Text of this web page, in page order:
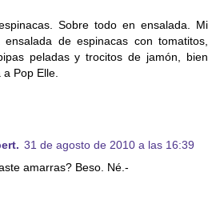
Sobre todo en ensalada. Mi
de espinacas con tomatitos,
peladas y trocitos de jamón, bien
Pop Elle.
31 de agosto de 2010 a las 16:39
amarras? Beso. Né.-